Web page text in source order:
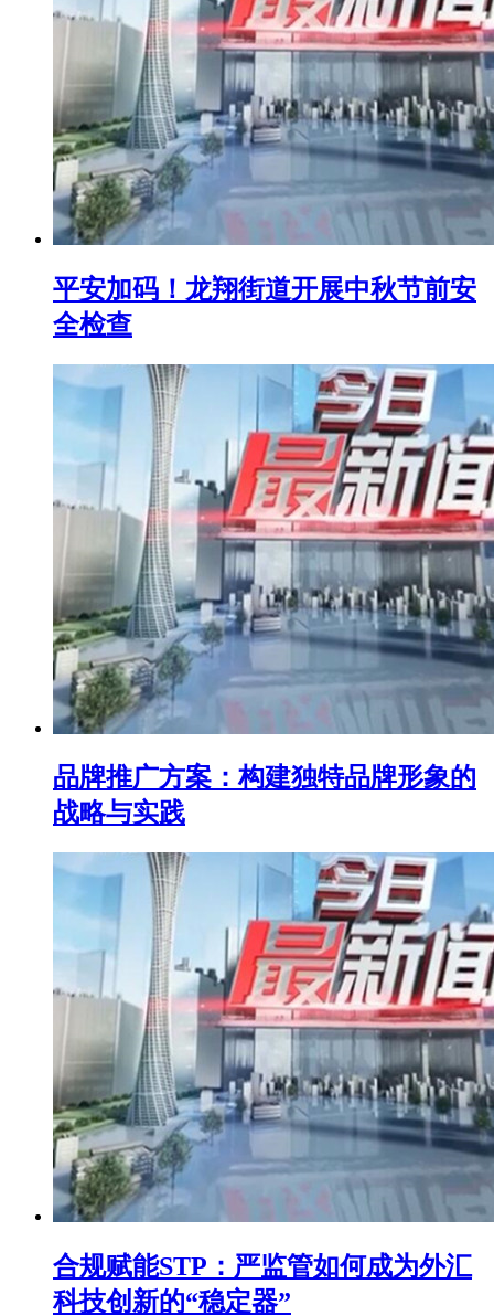
平安加码！龙翔街道开展中秋节前安
全检查
品牌推广方案：构建独特品牌形象的
战略与实践
​合规赋能STP：严监管如何成为外汇
科技创新的“稳定器”